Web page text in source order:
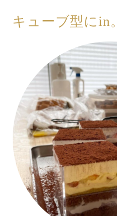
キューブ型にin。